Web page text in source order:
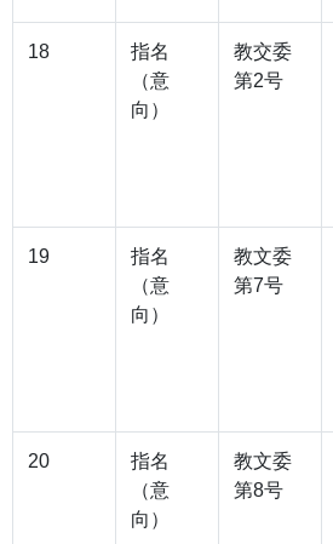
18
指名
（意
向）
教交委
第2号
19
指名
（意
向）
教文委
第7号
20
指名
（意
向）
教文委
第8号